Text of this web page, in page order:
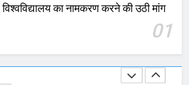
का नामकरण करने की उठी मांग
01
बचाने के लिए छात्रों ने लगाई छलांग, कई
ACCIDENT BUSINESS